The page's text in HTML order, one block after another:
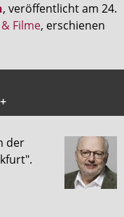
, veröffentlicht am 24.
Filme, erschienen
der